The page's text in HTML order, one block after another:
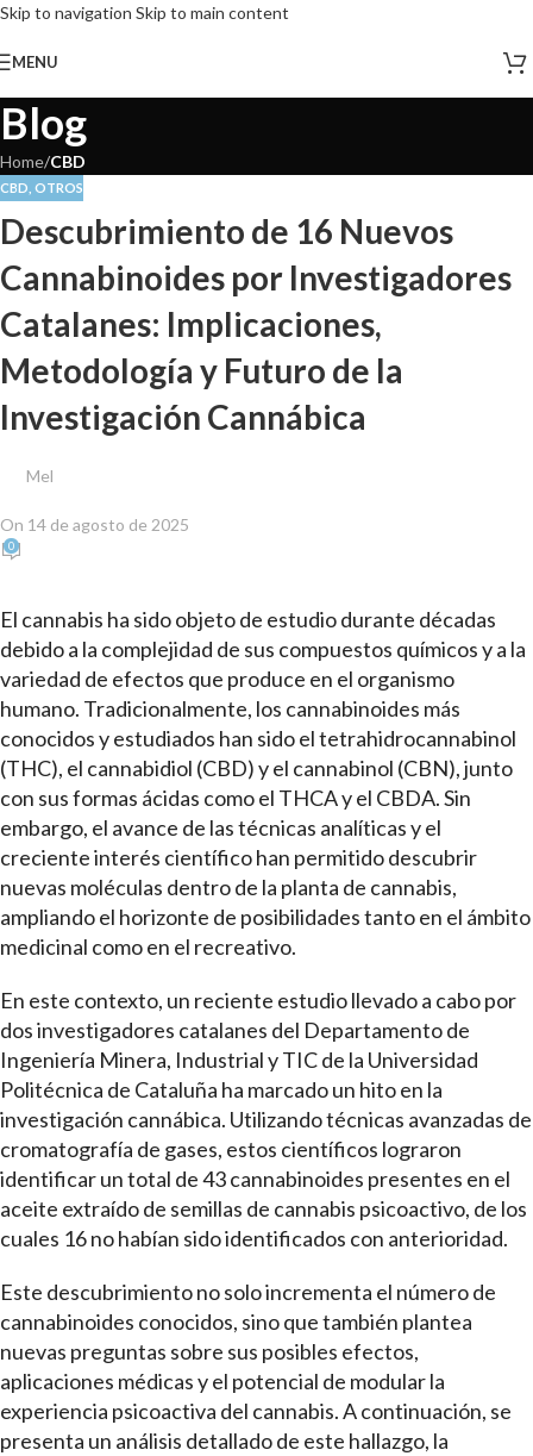
Skip to navigation Skip to main content
MENU
Blog
Home/CBD
CBD OTROS
Descubrimiento de 16 Nuevos
Cannabinoides por Investigadores
Catalanes: Implicaciones,
Metodología y Futuro de la
Investigación Cannábica
Mel
On 14 de agosto de 2025
0
El cannabis ha sido objeto de estudio durante décadas
debido a la complejidad de sus compuestos químicos y a la
variedad de efectos que produce en el organismo
humano. Tradicionalmente, los cannabinoides más
conocidos y estudiados han sido el tetrahidrocannabinol
(THC), el cannabidiol (CBD) y el cannabinol (CBN), junto
con sus formas ácidas como el THCA y el CBDA. Sin
embargo, el avance de las técnicas analíticas y el
creciente interés científico han permitido descubrir
nuevas moléculas dentro de la planta de cannabis,
ampliando el horizonte de posibilidades tanto en el ámbito
medicinal como en el recreativo.
En este contexto, un reciente estudio llevado a cabo por
dos investigadores catalanes del Departamento de
Ingeniería Minera, Industrial y TIC de la Universidad
Politécnica de Cataluña ha marcado un hito en la
investigación cannábica. Utilizando técnicas avanzadas de
cromatografía de gases, estos científicos lograron
identificar un total de 43 cannabinoides presentes en el
aceite extraído de semillas de cannabis psicoactivo, de los
cuales 16 no habían sido identificados con anterioridad.
Este descubrimiento no solo incrementa el número de
cannabinoides conocidos, sino que también plantea
nuevas preguntas sobre sus posibles efectos,
aplicaciones médicas y el potencial de modular la
experiencia psicoactiva del cannabis. A continuación, se
presenta un análisis detallado de este hallazgo, la